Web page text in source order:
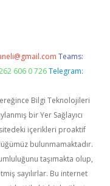
Teams:
606 0 726 Telegram:
Bilgi Teknolojileri
bir Yer Sağlayıcı
içerikleri proaktif
bulunmamaktadır.
taşımakta olup,
sayılırlar. Bu internet